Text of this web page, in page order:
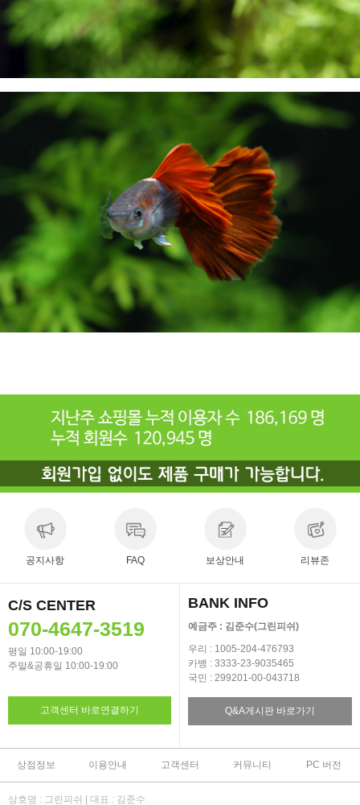
공지사항 FAQ 보상안내 리뷰존
C/S CENTER
070-4647-3519
평일 10:00-19:00
주말&공휴일 10:00-19:00
고객센터 바로연결하기
BANK INFO
예금주 : 김준수(그린피쉬)
우리 : 1005-204-476793
카뱅 : 3333-23-9035465
국민 : 299201-00-043718
Q&A게시판 바로가기
상점정보 이용안내 고객센터 커뮤니티 PC 버전
상호명 : 그린피쉬 | 대표 : 김준수